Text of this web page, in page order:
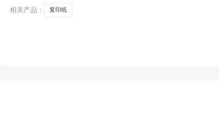
相关产品：
复印纸